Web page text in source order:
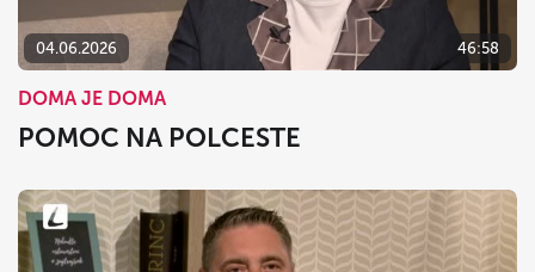
04.06.2026 46:58
DOMA JE DOMA
POMOC NA POLCESTE